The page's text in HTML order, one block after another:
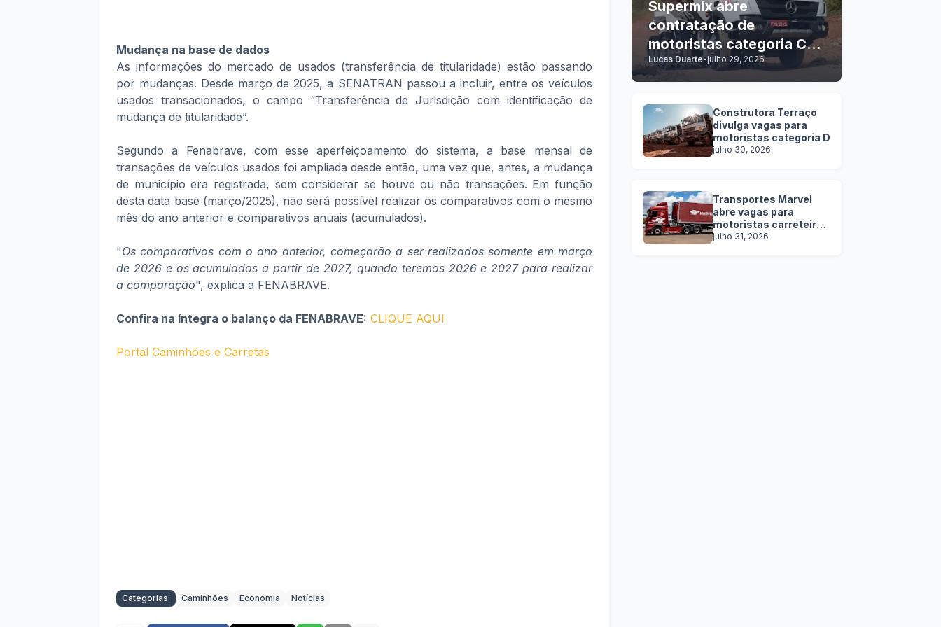
Mudança na base de dados
As informações do mercado de usados (transferência de titularidade) estão passando
por mudanças. Desde março de 2025, a SENATRAN passou a incluir, entre os veículos
usados transacionados, o campo “Transferência de Jurisdição com identificação de
mudança de titularidade”.
Segundo a Fenabrave, com esse aperfeiçoamento do sistema, a base mensal de
transações de veículos usados foi ampliada desde então, uma vez que, antes, a mudança
de município era registrada, sem considerar se houve ou não transações. Em função
desta data base (março/2025), não será possível realizar os comparativos com o mesmo
mês do ano anterior e comparativos anuais (acumulados).
"Os comparativos com o ano anterior, começarão a ser realizados somente em março
de 2026 e os acumulados a partir de 2027, quando teremos 2026 e 2027 para realizar
a comparação", explica a FENABRAVE.
Confira na íntegra o balanço da FENABRAVE: CLIQUE AQUI
Portal Caminhões e Carretas
Categorias: Caminhões Economia Notícias
Supermix abre
contratação de
motoristas categoria C, D
e E
Lucas Duarte-julho 29, 2026
Construtora Terraço
divulga vagas para
motoristas categoria D
julho 30, 2026
Transportes Marvel
abre vagas para
motoristas carreteiros
SEM EXPERIÊNCIA
julho 31, 2026